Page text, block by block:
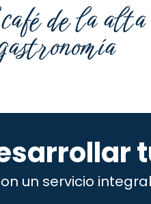
de la alta
un servicio